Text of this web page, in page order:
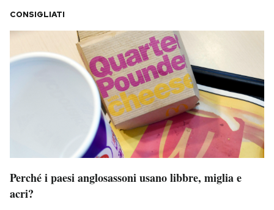
CONSIGLIATI
Perché i paesi anglosassoni usano libbre, miglia e
acri?